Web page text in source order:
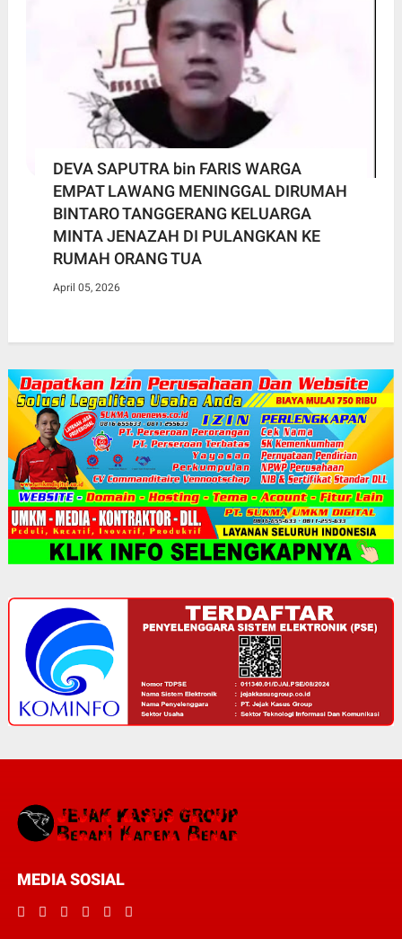
DEVA SAPUTRA bin FARIS WARGA
EMPAT LAWANG MENINGGAL DIRUMAH
BINTARO TANGGERANG KELUARGA
MINTA JENAZAH DI PULANGKAN KE
RUMAH ORANG TUA
April 05, 2026
MEDIA SOSIAL